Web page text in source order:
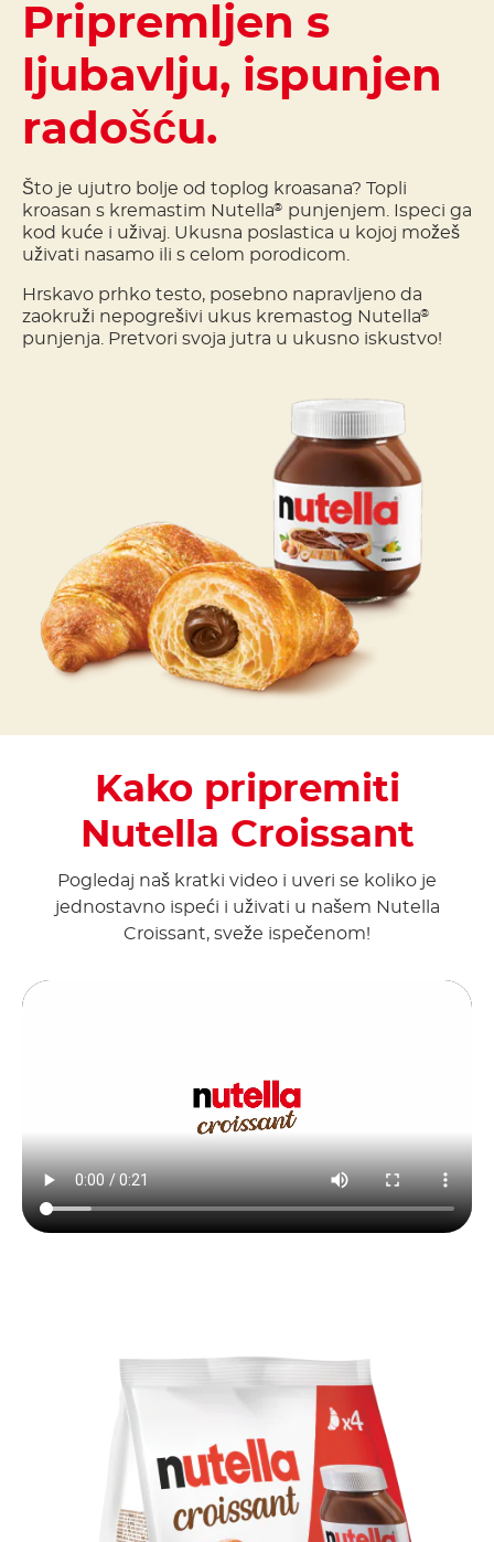
Pripremljen s
ljubavlju, ispunjen
radošću.
Što je ujutro bolje od toplog kroasana? Topli
kroasan s kremastim Nutella® punjenjem. Ispeci ga
kod kuće i uživaj. Ukusna poslastica u kojoj možeš
uživati nasamo ili s celom porodicom.
Hrskavo prhko testo, posebno napravljeno da
zaokruži nepogrešivi ukus kremastog Nutella®
punjenja. Pretvori svoja jutra u ukusno iskustvo!
Kako pripremiti
Nutella Croissant
Pogledaj naš kratki video i uveri se koliko je
jednostavno ispeći i uživati u našem Nutella
Croissant, sveže ispečenom!